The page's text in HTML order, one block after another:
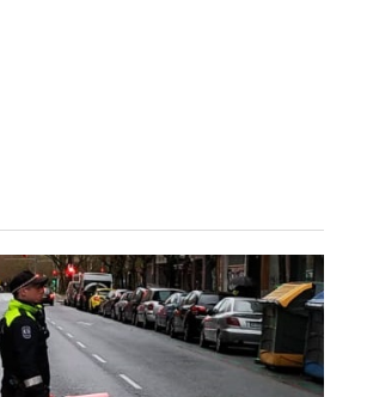
MEMORIAREKIKO DESAFEKZIOA SARRERAN